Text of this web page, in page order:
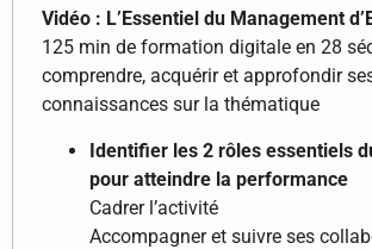
Vidéo : L’Essentiel du Management
125 min de formation digitale en 28
comprendre, acquérir et approfondir
connaissances sur la thématique
Identifier les 2 rôles essentiels
pour atteindre la performance
Cadrer l’activité
Accompagner et suivre ses